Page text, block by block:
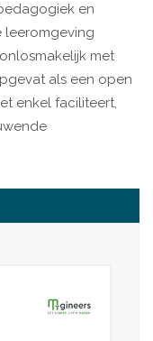
en
leeromgeving
met
als een open
enkel faciliteert,